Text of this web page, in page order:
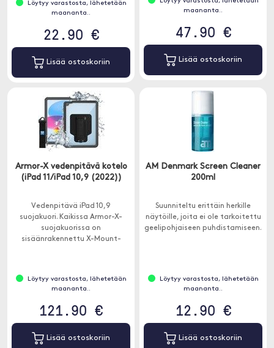
Löytyy varastosta, lähetetään
maananta..
22.90 €
Lisää ostoskoriin
maananta..
47.90 €
Lisää ostoskoriin
Armor-X vedenpitävä kotelo
(iPad 11/iPad 10,9 (2022))
Vedenpitävä iPad 10,9
suojakuori. Kaikissa Armor-X-
suojakuorissa on
sisäänrakennettu X-Mount-
Löytyy varastosta, lähetetään
maananta..
121.90 €
Lisää ostoskoriin
AM Denmark Screen Cleaner
200ml
Suunniteltu erittäin herkille
näytöille, joita ei ole tarkoitettu
geelipohjaiseen puhdistamiseen.
Löytyy varastosta, lähetetään
maananta..
12.90 €
Lisää ostoskoriin